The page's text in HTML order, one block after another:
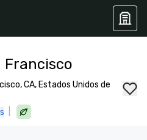
Francisco
CA, Estados Unidos de